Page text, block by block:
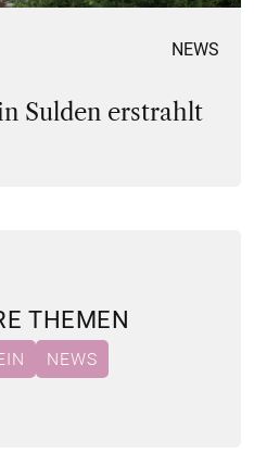
NEWS
Sulden erstrahlt
THEMEN
NEWS